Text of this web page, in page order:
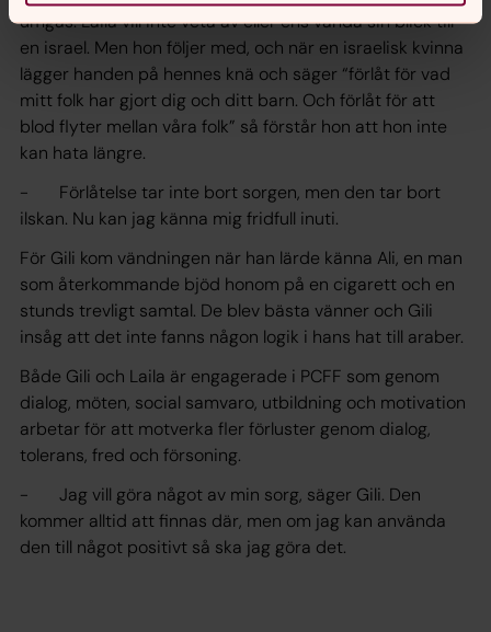
umgås. Laila vill inte veta av eller ens vända sin blick till
en israel. Men hon följer med, och när en israelisk kvinna
lägger handen på hennes knä och säger “förlåt för vad
mitt folk har gjort dig och ditt barn. Och förlåt för att
blod flyter mellan våra folk” så förstår hon att hon inte
kan hata längre.
- Förlåtelse tar inte bort sorgen, men den tar bort
ilskan. Nu kan jag känna mig fridfull inuti.
För Gili kom vändningen när han lärde känna Ali, en man
som återkommande bjöd honom på en cigarett och en
stunds trevligt samtal. De blev bästa vänner och Gili
insåg att det inte fanns någon logik i hans hat till araber.
Både Gili och Laila är engagerade i PCFF som genom
dialog, möten, social samvaro, utbildning och motivation
arbetar för att motverka fler förluster genom dialog,
tolerans, fred och försoning.
- Jag vill göra något av min sorg, säger Gili. Den
kommer alltid att finnas där, men om jag kan använda
den till något positivt så ska jag göra det.